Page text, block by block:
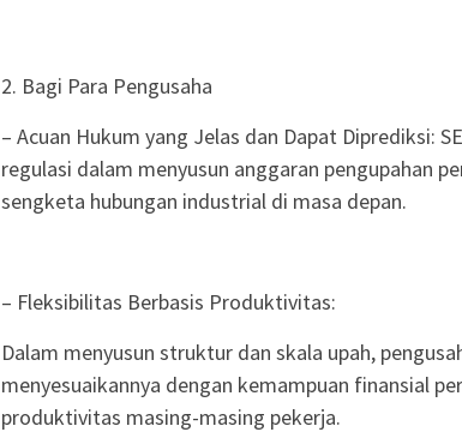
2. Bagi Para Pengusaha
– Acuan Hukum yang Jelas dan Dapat Diprediksi:
regulasi dalam menyusun anggaran pengupahan
sengketa hubungan industrial di masa depan.
– Fleksibilitas Berbasis Produktivitas:
Dalam menyusun struktur dan skala upah,
menyesuaikannya dengan kemampuan finansial
produktivitas masing-masing pekerja.